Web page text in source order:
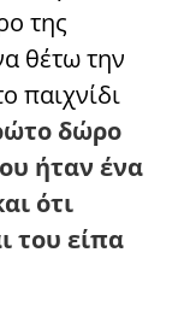
της
θέτω την
παιχνίδι
δώρο
ήταν ένα
ότι
του είπα